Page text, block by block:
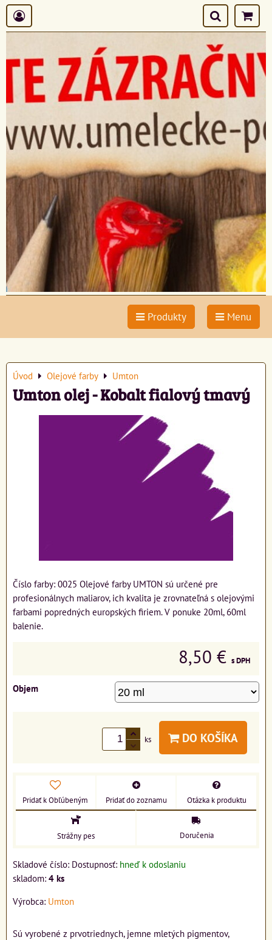
Produkty Menu
Úvod Olejové farby Umton
Umton olej - Kobalt fialový tmavý
Číslo farby: 0025 Olejové farby UMTON sú určené pre
profesionálnych maliarov, ich kvalita je zrovnateľná s olejovými
farbami popredných europských firiem. V ponuke 20ml, 60ml
balenie.
8,50 € s DPH
Objem
ks DO KOŠÍKA
Pridať k Obľúbeným Pridať do zoznamu Otázka k produktu
Strážny pes Doručenia
Skladové číslo: Dostupnosť: hneď k odoslaniu
skladom: 4 ks
Výrobca: Umton
Sú vyrobené z prvotriednych, jemne mletých pigmentov,